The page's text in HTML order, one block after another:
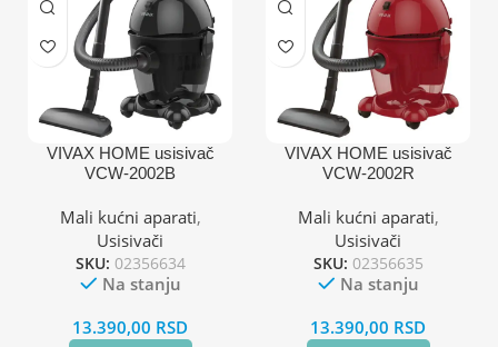
VIVAX HOME usisivač
VCW-2002B
Mali kućni aparati,
Usisivači
SKU: 02356634
Na stanju
13.390,00 RSD
VIVAX HOME usisivač
VCW-2002R
Mali kućni aparati,
Usisivači
SKU: 02356635
Na stanju
13.390,00 RSD